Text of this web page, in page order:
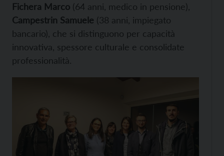
Fichera Marco (64 anni, medico in pensione),
Campestrin Samuele (38 anni, impiegato
bancario), che si distinguono per capacità
innovativa, spessore culturale e consolidate
professionalità.